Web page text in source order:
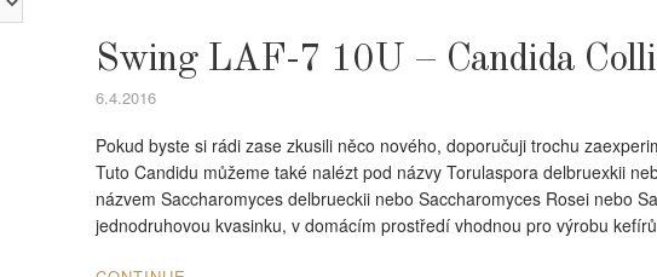
Swing LAF-7 10U – Candida
6.4.2016
Pokud byste si rádi zase zkusili něco nového, doporučuji trochu
Tuto Candidu můžeme také nalézt pod názvy Torulaspora delbruexkii
názvem Saccharomyces delbrueckii nebo Saccharomyces Rosei nebo
jednodruhovou kvasinku, v domácím prostředí vhodnou pro výrobu